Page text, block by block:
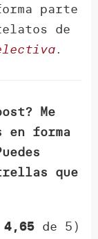
parte
de
.
Me
en forma
que
4,65 de 5)